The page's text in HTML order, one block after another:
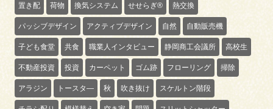
置き配 荷物 換気システム せせらぎ® 熱交換
パッシブデザイン アクティブデザイン 自然 自動販売機
子ども食堂 共食 職業人インタビュー 静岡商工会議所 高校生
不動産投資 投資 カーペット ゴム跡 フローリング 掃除
アラジン トースタ― 秋 吹き抜け スケルトン階段